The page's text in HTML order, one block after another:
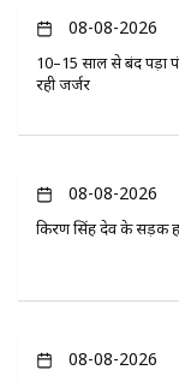
08-08-2026
10–15 साल से बंद पड़ा
रही जर्जर
08-08-2026
किरण सिंह देव के सड़क
08-08-2026